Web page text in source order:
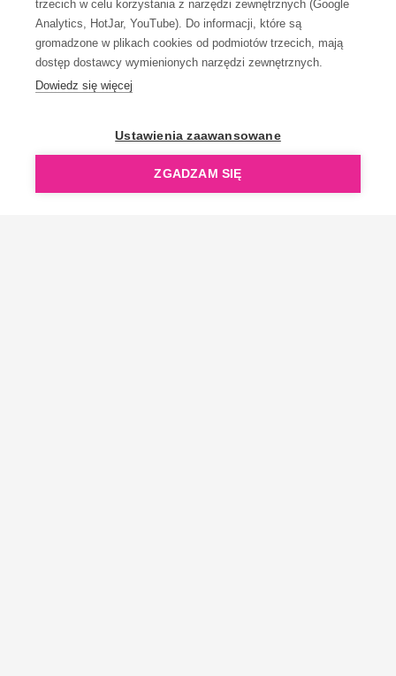
trzecich w celu korzystania z narzędzi zewnętrznych (Google
Analytics, HotJar, YouTube). Do informacji, które są
gromadzone w plikach cookies od podmiotów trzecich, mają
dostęp dostawcy wymienionych narzędzi zewnętrznych.
Dowiedz się więcej
Ustawienia zaawansowane
ZGADZAM SIĘ
OpenGift jest częścią ReflectGroup.